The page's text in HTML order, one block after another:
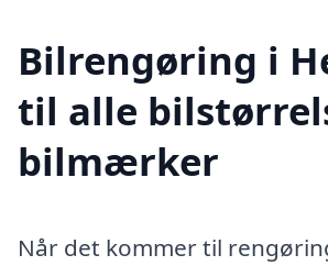
Bilrengøring i
til alle
bilmærker
Når det kommer til